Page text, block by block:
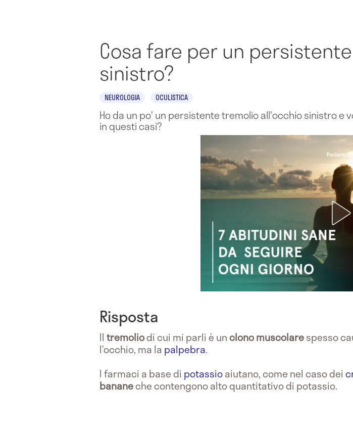
Cosa fare per un
sinistro?
NEUROLOGIA OCULISTICA
Ho da un po' un persistente tremolio all'occhio sinistro e
in questi casi?
Risposta
Il tremoliodi cui mi parli è unclono muscolarespesso
l’occhio, ma la palpebra.
I farmaci a base di potassioaiutano, come nel caso dei
bananeche contengono alto quantitativo di potassio.